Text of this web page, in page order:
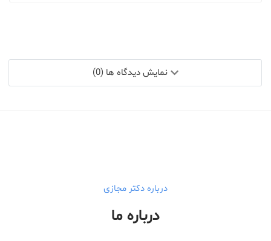
نمایش دیدگاه ها (0)
درباره دکتر مجازی
درباره ما